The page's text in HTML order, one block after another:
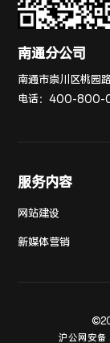
南通分公司
南通市崇川区桃园
电话：400-800-
服务内容
网站建设
新媒体营销
沪公网安备